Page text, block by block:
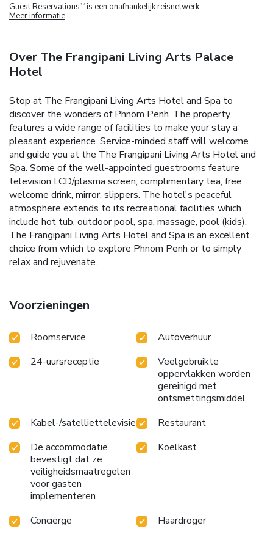
Guest Reservations TM is een onafhankelijk reisnetwerk.
Meer informatie
Over The Frangipani Living Arts Palace
Hotel
Stop at The Frangipani Living Arts Hotel and Spa to
discover the wonders of Phnom Penh. The property
features a wide range of facilities to make your stay a
pleasant experience. Service-minded staff will welcome
and guide you at the The Frangipani Living Arts Hotel and
Spa. Some of the well-appointed guestrooms feature
television LCD/plasma screen, complimentary tea, free
welcome drink, mirror, slippers. The hotel's peaceful
atmosphere extends to its recreational facilities which
include hot tub, outdoor pool, spa, massage, pool (kids).
The Frangipani Living Arts Hotel and Spa is an excellent
choice from which to explore Phnom Penh or to simply
relax and rejuvenate.
Voorzieningen
Roomservice
Autoverhuur
24-uursreceptie
Veelgebruikte
oppervlakken worden
gereinigd met
ontsmettingsmiddel
Kabel-/satelliettelevisie
Restaurant
De accommodatie
bevestigt dat ze
veiligheidsmaatregelen
voor gasten
implementeren
Koelkast
Conciërge
Haardroger